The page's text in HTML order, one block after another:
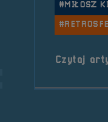
#MIŁOSZ
Czytaj